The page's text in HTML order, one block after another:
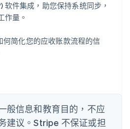
软件集成，助您保持系统同步，
作量。
简化您的应收账款流程的信
般信息和教育目的，不应
建议。Stripe 不保证或担